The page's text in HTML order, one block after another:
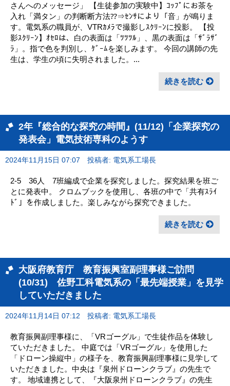
さんへのメッセージ」 【生徒参加の実験中】ｺｯﾌﾟにお茶を
入れ「満タン」の判断断方法⁇⇒ｾﾝｻにより「音」が鳴りま
す。電気系の職員が、VTRｶﾒﾗで撮影しｽｸﾘｰﾝに投影。 【投
影ｽｸﾘｰﾝ】ｵｾﾛは、白の表面は「ﾂﾂﾂﾙ」、黒の表面は「ｻﾞﾗｻﾞ
ﾗ」。指で色を判別し、ｹﾞｰﾑを楽しみます。 今回の講師の先
生は、学生の頃に失明されました。...
続きを読む
2年『総合的な探究の時間』(11/12)「企業探究の
発表会」電気技術専科のようす
2024年11月15日 07:07 投稿者: 電気系工場長
2-5 36人 7班編成で企業を探究しました。探究結果を班ご
とに発表中。 クロムブックを使用し、各班の中で「共有ｽﾗｲ
ﾄﾞ」を作成しました。楽しみながら探究できました。
続きを読む
大阪府教育庁 教育振興室副理事様ご訪問
(10/31) 佐野工科電気系の「最先端授業」を見学
していただきました
2024年11月14日 07:12 投稿者: 電気系工場長
教育振興副理事様に、「VRゴーグル」で生徒作品を体験し
ていただきました。 中庭では「VRゴーグル」を使用した
「ドローン操縦中」の様子を、教育振興副理事様に見学して
いただきました。中央は『泉州ドローンクラブ』の先生で
す。 地域連携として、『大阪泉州ドローンクラブ』の先生